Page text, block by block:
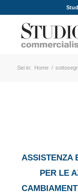
Sei in: Home /
ASSISTENZA
PER LE